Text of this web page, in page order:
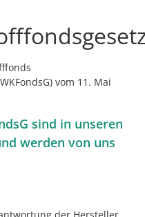
vom 11. Mai
sind in unseren
werden von uns